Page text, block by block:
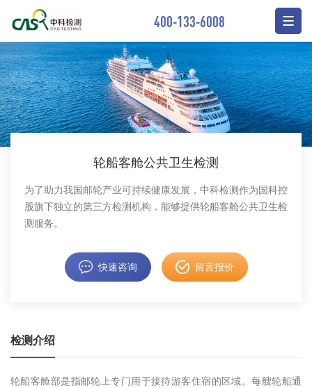
400-133-6008
轮船客舱公共卫生检测
为了助力我国邮轮产业可持续健康发展，中科检测作为国科控
股旗下独立的第三方检测机构，能够提供轮船客舱公共卫生检
测服务。
快速咨询 留言报价
检测介绍
轮船客舱部是指邮轮上专门用于接待游客住宿的区域。每艘轮船通